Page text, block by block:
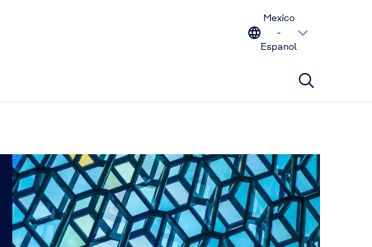
Mexico
-
Espanol